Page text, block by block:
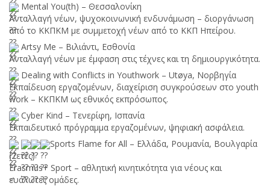
Mental You(th) – Θεσσαλονίκη
Ανταλλαγή νέων, ψυχοκοινωνική ενδυνάμωση – διοργάνωση
από το ΚΚΠΚΜ με συμμετοχή νέων από το ΚΚΠ Ηπείρου.
Artsy Me – Βιλιάντι, Εσθονία
Ανταλλαγή νέων με έμφαση στις τέχνες και τη δημιουργικότητα.
Dealing with Conflicts in Youthwork – Utøya, Νορβηγία
Εκπαίδευση εργαζομένων, διαχείριση συγκρούσεων στο youth
work – ΚΚΠΚΜ ως εθνικός εκπρόσωπος.
Cyber Kind – Τενερίφη, Ισπανία
Εκπαιδευτικό πρόγραμμα εργαζομένων, ψηφιακή ασφάλεια.
Sports Flame for All – Ελλάδα, Ρουμανία, Βουλγαρία
(2ετές)
Erasmus+ Sport – αθλητική κινητικότητα για νέους και
ευάλωτες ομάδες.